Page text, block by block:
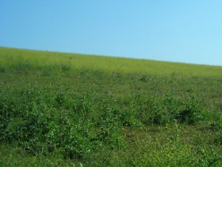
Notícias
Contactos
Implementação da Estratégia do
Fundo de Coesão em Portugal
Conservação da natureza e
Programa Operacional do
Plano Nacional da Água 2010,